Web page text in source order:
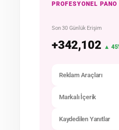
PROFESYONEL PANO
Son 30 Günlük Erişim
+342,102 ▲
Reklam Araçları
Markalı İçerik
Kaydedilen Yanıtlar